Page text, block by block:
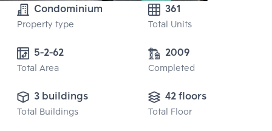
Condominium
Property type
361
Total Units
5-2-62
Total Area
2009
Completed
3 buildings
Total Buildings
42 floors
Total Floor